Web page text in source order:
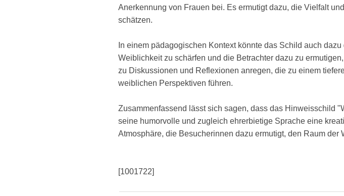
Anerkennung von Frauen bei. Es ermutigt dazu, die Vielfalt
schätzen.
In einem pädagogischen Kontext könnte das Schild auch
Weiblichkeit zu schärfen und die Betrachter dazu zu
zu Diskussionen und Reflexionen anregen, die zu einem
weiblichen Perspektiven führen.
Zusammenfassend lässt sich sagen, dass das Hinweisschild
seine humorvolle und zugleich ehrerbietige Sprache eine
Atmosphäre, die Besucherinnen dazu ermutigt, den Raum
[1001722]